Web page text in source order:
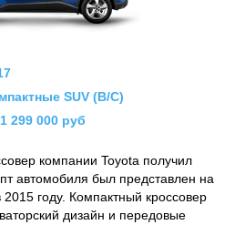
SUV (B/C)
299 000 руб
компании Toyota получил
автомобиля был представлен на
2015 году. Компактный кроссовер
дизайн и передовые